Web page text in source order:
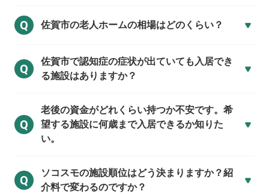
Q 佐賀市の老人ホームの相場はどのくらい？
Q
佐賀市で認知症の症状が出ていても入居でき
る施設はありますか？
Q
老後の資金がどれくらい持つか不安です。希
望する施設に何歳まで入居できるか知りた
い。
Q
ソコスモの施設順位はどう決まりますか？紹
介料で変わるのですか？